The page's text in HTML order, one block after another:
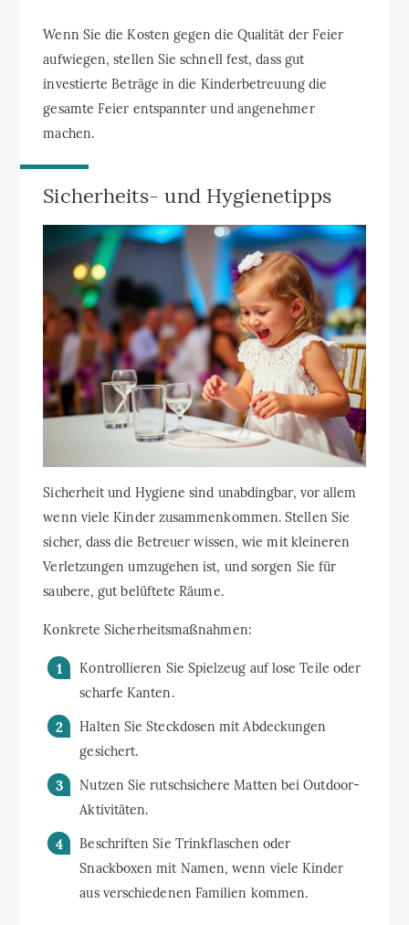
Wenn Sie die Kosten gegen die Qualität der Feier
aufwiegen, stellen Sie schnell fest, dass gut
investierte Beträge in die Kinderbetreuung die
gesamte Feier entspannter und angenehmer
machen.
Sicherheits- und Hygienetipps
Sicherheit und Hygiene sind unabdingbar, vor allem
wenn viele Kinder zusammenkommen. Stellen Sie
sicher, dass die Betreuer wissen, wie mit kleineren
Verletzungen umzugehen ist, und sorgen Sie für
saubere, gut belüftete Räume.
Konkrete Sicherheitsmaßnahmen:
Kontrollieren Sie Spielzeug auf lose Teile oder
scharfe Kanten.
Halten Sie Steckdosen mit Abdeckungen
gesichert.
Nutzen Sie rutschsichere Matten bei Outdoor-
Aktivitäten.
Beschriften Sie Trinkflaschen oder
Snackboxen mit Namen, wenn viele Kinder
aus verschiedenen Familien kommen.